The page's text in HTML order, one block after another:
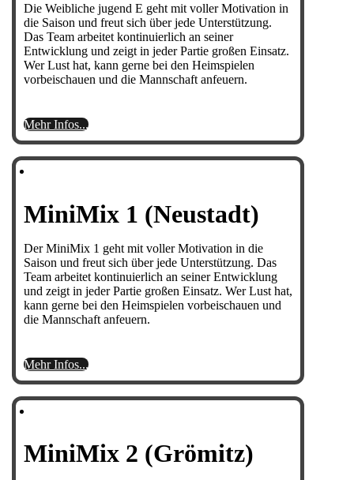
Die Weibliche jugend E geht mit voller Motivation in
die Saison und freut sich über jede Unterstützung.
Das Team arbeitet kontinuierlich an seiner
Entwicklung und zeigt in jeder Partie großen Einsatz.
Wer Lust hat, kann gerne bei den Heimspielen
vorbeischauen und die Mannschaft anfeuern.
Mehr Infos...
MiniMix 1 (Neustadt)
Der MiniMix 1 geht mit voller Motivation in die
Saison und freut sich über jede Unterstützung. Das
Team arbeitet kontinuierlich an seiner Entwicklung
und zeigt in jeder Partie großen Einsatz. Wer Lust hat,
kann gerne bei den Heimspielen vorbeischauen und
die Mannschaft anfeuern.
Mehr Infos...
MiniMix 2 (Grömitz)